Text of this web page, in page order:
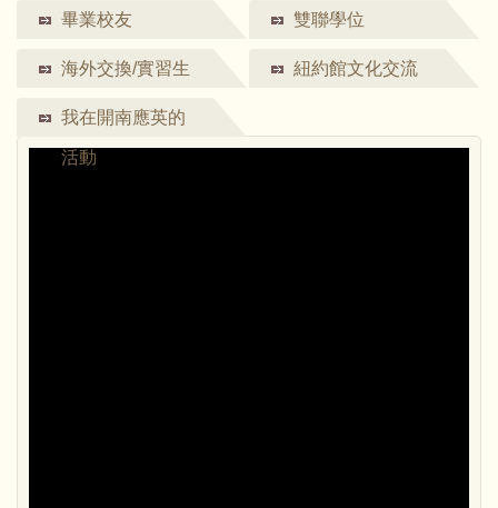
生活
畢業校友 雙聯學位
海外交換/實習生
集錦
紐約館文化交流
我在開南應英的
活動